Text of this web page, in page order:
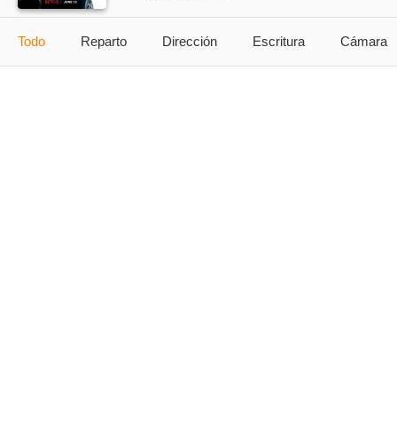
Todo Reparto Dirección Escritura Cámara